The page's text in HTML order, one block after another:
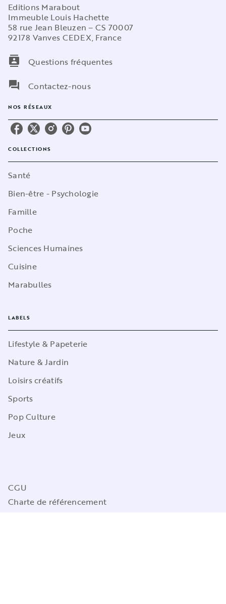
Editions Marabout
Immeuble Louis Hachette
58 rue Jean Bleuzen – CS 70007
92178 Vanves CEDEX, France
contacts
Questions fréquentes
question_answer
Contactez-nous
NOS RÉSEAUX
COLLECTIONS
Santé
Bien-être - Psychologie
Famille
Poche
Sciences Humaines
Cuisine
Marabulles
LABELS
Lifestyle & Papeterie
Nature & Jardin
Loisirs créatifs
Sports
Pop Culture
Jeux
CGU
Charte de référencement